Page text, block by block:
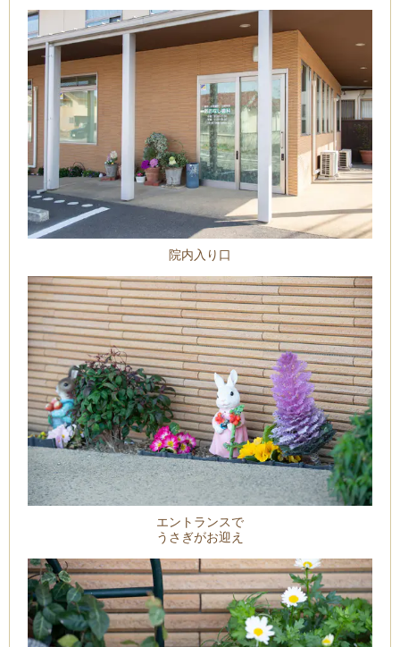
院内入り口
エントランスで
うさぎがお迎え